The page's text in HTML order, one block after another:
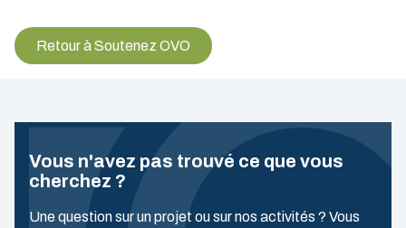
Retour à Soutenez OVO
Vous n'avez pas trouvé ce que vous
cherchez ?
Une question sur un projet ou sur nos activités ? Vous